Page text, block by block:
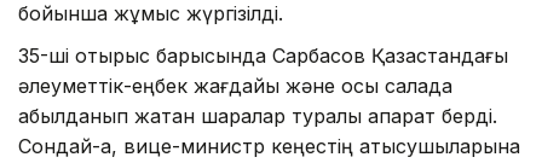
бойынша жұмыс жүргізілді.
35-ші отырыс барысында Сарбасов Қазақстандағы
әлеуметтік-еңбек жағдайы және осы салада
қабылданып жатқан шаралар туралы ақпарат берді.
Сондай-ақ, вице-министр кеңестің қатысушыларына